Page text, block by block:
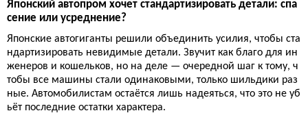
Японский автопром хочет стандартизировать детали: спа
сение или усреднение?
Японские автогиганты решили объединить усилия, чтобы ста
ндартизировать невидимые детали. Звучит как благо для ин
женеров и кошельков, но на деле — очередной шаг к тому, ч
тобы все машины стали одинаковыми, только шильдики раз
ные. Автомобилистам остаётся лишь надеяться, что это не уб
ьёт последние остатки характера.